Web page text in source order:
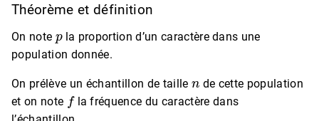
Théorème et définition
On note
la proportion d’un caractère dans une
population donnée.
On prélève un échantillon de taille
de cette population
et on note
f
la fréquence du caractère dans